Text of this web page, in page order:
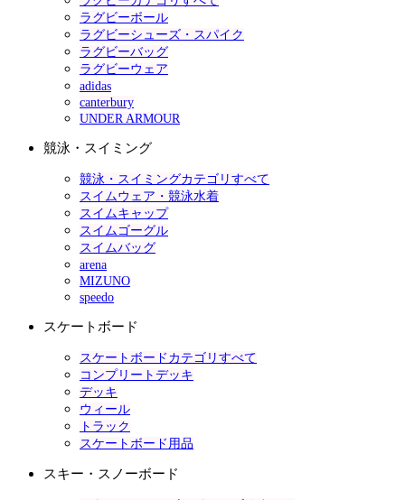
ラグビーボール
ラグビーシューズ・スパイク
ラグビーバッグ
ラグビーウェア
adidas
canterbury
UNDER ARMOUR
競泳・スイミング
競泳・スイミングカテゴリすべて
スイムウェア・競泳水着
スイムキャップ
スイムゴーグル
スイムバッグ
arena
MIZUNO
speedo
スケートボード
スケートボードカテゴリすべて
コンプリートデッキ
デッキ
ウィール
トラック
スケートボード用品
スキー・スノーボード